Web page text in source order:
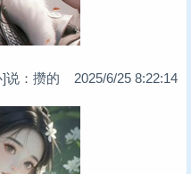
]说：攒的 2025/6/25 8:22:14